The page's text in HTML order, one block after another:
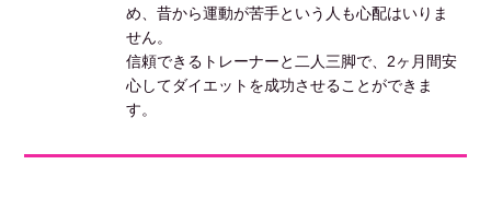
め、昔から運動が苦手という人も心配はいりま
せん。
信頼できるトレーナーと二人三脚で、2ヶ月間安
心してダイエットを成功させることができま
す。